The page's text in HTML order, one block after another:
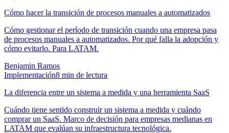
Cómo hacer la transición de procesos manuales a automatizados
Cómo gestionar el período de transición cuando una empresa pasa
de procesos manuales a automatizados. Por qué falla la adopción y
cómo evitarlo. Para LATAM.
Benjamin Ramos
Implementación8 min de lectura
La diferencia entre un sistema a medida y una herramienta SaaS
Cuándo tiene sentido construir un sistema a medida y cuándo
comprar un SaaS. Marco de decisión para empresas medianas en
LATAM que evalúan su infraestructura tecnológica.